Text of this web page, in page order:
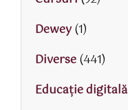
Dewey(1)
Diverse(441)
Educaţie digitală